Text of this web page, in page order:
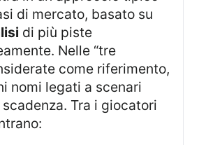
di mercato, basato su
di più piste
Nelle “tre
come riferimento,
nomi legati a scenari
Tra i giocatori